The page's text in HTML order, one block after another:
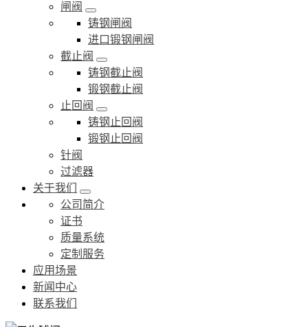
闸阀
铸钢闸阀
进口锻钢闸阀
截止阀
铸钢截止阀
锻钢截止阀
止回阀
铸钢止回阀
锻钢止回阀
针阀
过滤器
关于我们
公司简介
证书
质量系统
定制服务
应用场景
新闻中心
联系我们